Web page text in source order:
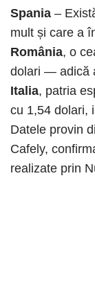
Spania –
mult și care a
România, o
dolari — adică
Italia, patria
cu 1,54 dolari,
Datele provin
Cafely,
realizate prin